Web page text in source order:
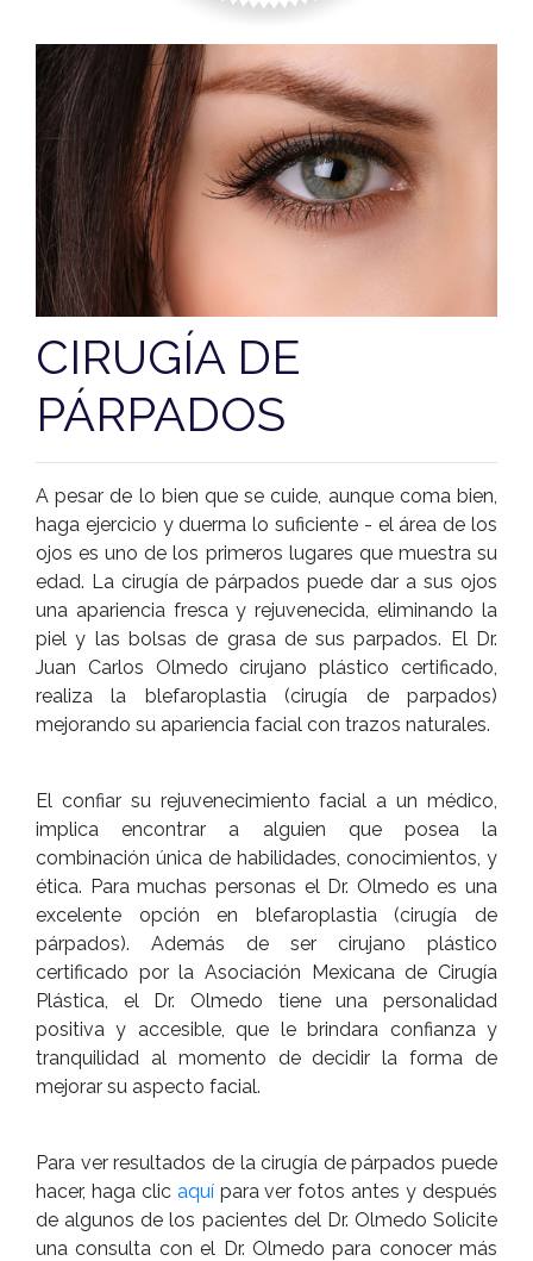
CIRUGÍA DE
PÁRPADOS
A pesar de lo bien que se cuide, aunque coma bien,
haga ejercicio y duerma lo suficiente - el área de los
ojos es uno de los primeros lugares que muestra su
edad. La cirugía de párpados puede dar a sus ojos
una apariencia fresca y rejuvenecida, eliminando la
piel y las bolsas de grasa de sus parpados. El Dr.
Juan Carlos Olmedo cirujano plástico certificado,
realiza la blefaroplastia (cirugía de parpados)
mejorando su apariencia facial con trazos naturales.
El confiar su rejuvenecimiento facial a un médico,
implica encontrar a alguien que posea la
combinación única de habilidades, conocimientos, y
ética. Para muchas personas el Dr. Olmedo es una
excelente opción en blefaroplastia (cirugía de
párpados). Además de ser cirujano plástico
certificado por la Asociación Mexicana de Cirugía
Plástica, el Dr. Olmedo tiene una personalidad
positiva y accesible, que le brindara confianza y
tranquilidad al momento de decidir la forma de
mejorar su aspecto facial.
Para ver resultados de la cirugía de párpados puede
hacer, haga clic aquípara ver fotos antes y después
de algunos de los pacientes del Dr. Olmedo Solicite
una consulta con el Dr. Olmedo para conocer más